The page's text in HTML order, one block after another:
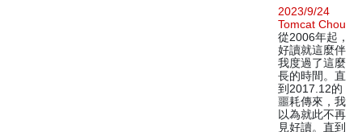
2023/9/24
Tomcat Chou
從2006年起，
好讀就這麼伴
我度過了這麼
長的時間。直
到2017.12的
噩耗傳來，我
以為就此不再
見好讀。直到